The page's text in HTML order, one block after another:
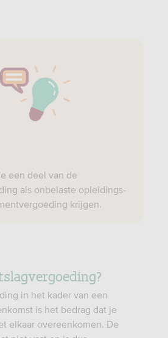
een deel van de
als onbelaste opleidings-
krijgen.
in het kader van een
is het bedrag dat je
elkaar overeenkomen. De